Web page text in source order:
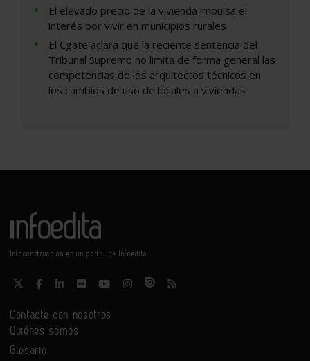
El elevado precio de la vivienda impulsa el
interés por vivir en municipios rurales
El Cgate aclara que la reciente sentencia del
Tribunal Supremo no limita de forma general las
competencias de los arquitectos técnicos en
los cambios de uso de locales a viviendas
Infoconstrucción es un portal de Infoedita
Contacte con nosotros
Quiénes somos
Glosario